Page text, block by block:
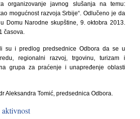
organizovanje javnog slušanja na temu:
mogućnost razvoja Srbije“. Odlučeno je da
u Domu Narodne skupštine, 9. oktobra 2013.
časova.
su i predlog predsednice Odbora da se u
regionalni razvoj, trgovinu, turizam i
grupa za praćenje i unapređenje oblasti
Aleksandra Tomić, predsednica Odbora.